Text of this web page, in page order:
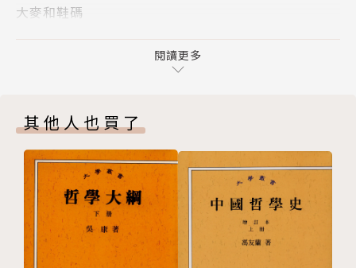
1980年生於河南開封，《南方都市報》專欄作家。
著有《歷史課本聞不到的銅臭味》、《吃一場有趣的宋
俠學化學》、《誰說不能從武俠學物理》、《民國房地
產戰爭》、《逛一回鮮活的宋朝民俗》等書。
大麥和鞋碼
讓戰艦沉沒的荷蘭寸和瑞典寸
裘千仞、裘千丈、裘千尺
比奈米還小的中國尺度
海底十六萬里
比光年還大的印度尺度
掂量地球，測量光速
地球周長的四千萬之一
閱讀更多
其他人也買了